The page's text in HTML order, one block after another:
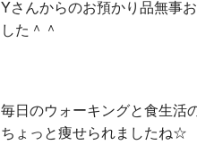
Yさんからのお預かり品無事
した＾＾
毎日のウォーキングと食生活
ちょっと痩せられましたね☆